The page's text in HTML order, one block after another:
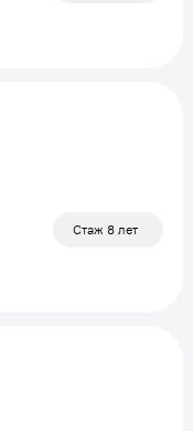
Стаж 8 лет